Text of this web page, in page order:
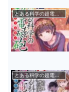
とある科学の超電磁砲
とある科学の超電磁砲